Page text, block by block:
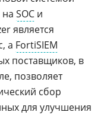
на SOC и
является
а FortiSIEM
поставщиков, в
позволяет
сбор
для улучшения